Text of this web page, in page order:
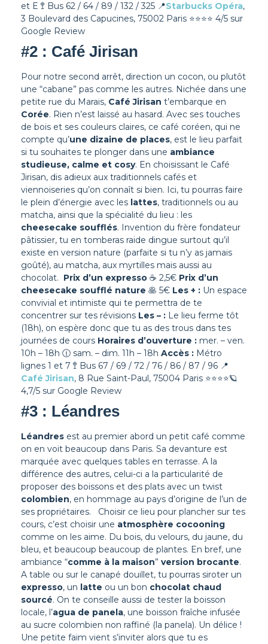
et E 🚏 Bus 62 / 64 / 89 / 132 / 325 📍Starbucks Opéra,
3 Boulevard des Capucines, 75002 Paris ⭐⭐⭐⭐ 4/5 sur
Google Review
#2 : Café Jirisan
Pour notre second arrêt, direction un cocon, ou plutôt
une “cabane” pas comme les autres. Nichée dans une
petite rue du Marais, Café Jirisan t’embarque en
Corée. Rien n’est laissé au hasard. Avec ses touches
de bois et ses couleurs claires, ce café coréen, qui ne
compte qu’une dizaine de places, est le lieu parfait
si tu souhaites te plonger dans une ambiance
studieuse, calme et cosy. En choisissant le Café
Jirisan, dis adieux aux traditionnels cafés et
viennoiseries qu’on connaît si bien. Ici, tu pourras faire
le plein d’énergie avec les lattes, traditionnels ou au
matcha, ainsi que la spécialité du lieu : les
cheesecake soufflés. Invention du frère fondateur
pâtissier, tu en tomberas raide dingue surtout qu’il
existe en version nature (parfaite si tu n’y as jamais
goûté), au matcha, aux myrtilles mais aussi au
chocolat. Prix d’un expresso ☕ 2,5€ Prix d’un
cheesecake soufflé nature 🥞 5€ Les + : Un espace
convivial et intimiste qui te permettra de te
concentrer sur tes révisions Les – : Le lieu ferme tôt
(18h), on espère donc que tu as des trous dans tes
journées de cours Horaires d’ouverture : mer. – ven.
10h – 18h 🕧 sam. – dim. 11h – 18h Accès : Métro
lignes 1 et 7 🚏 Bus 67 / 69 / 72 / 76 / 86 / 87 / 96 📍
Café Jirisan, 8 Rue Saint-Paul, 75004 Paris ⭐⭐⭐⭐🪐
4,7/5 sur Google Review
#3 : Léandres
Léandres est au premier abord un petit café comme
on en voit beaucoup dans Paris. Sa devanture est
marquée avec quelques tables en terrasse. A la
différence des autres, celui-ci a la particularité de
proposer des boissons et des plats avec un twist
colombien, en hommage au pays d’origine de l’un de
ses propriétaires.
Choisir ce lieu pour plancher sur tes
cours, c’est choisir une atmosphère cocooning
comme on les aime. Du bois, du velours, du jaune, du
bleu, et beaucoup beaucoup de plantes. En bref, une
ambiance “comme à la maison” version brocante.
A table ou sur le canapé douillet, tu pourras siroter un
expresso, un latte ou un bon chocolat chaud
sourcé. On te conseille aussi de tester la boisson
locale, l’agua de panela, une boisson fraîche infusée
au sucre colombien non raffiné (la panela). Un délice !
Une petite faim vient s’inviter alors que tu es